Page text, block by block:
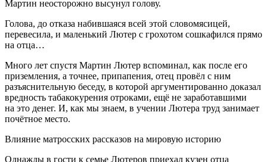
Мартин неосторожно высунул голову.
Голова, до отказа набившаяся всей этой словомясицей,
перевесила, и маленький Лютер с грохотом сошкафился прямо
на отца…
Много лет спустя Мартин Лютер вспоминал, как после его
приземления, а точнее, припапения, отец провёл с ним
разъяснительную беседу, в которой аргументированно доказал
вредность табакокурения отроками, ещё не заработавшими
на это денег. И, как мы знаем, в учении Лютера труд занимает
почётное место.
Влияние матросских рассказов на мировую историю
Однажды в гости к семье Лютеров приехал кузен отца